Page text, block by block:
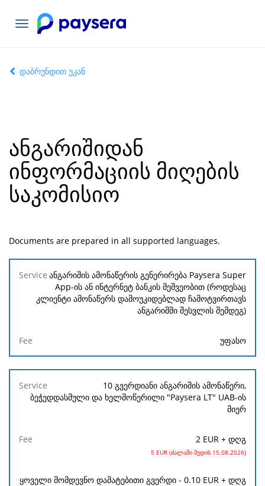
ნავიგაციის
გადართვა
დაბრუნდით უკან
ანგარიშიდან
ინფორმაციის მიღების
საკომისიო
Documents are prepared in all supported languages.
Service ანგარიშის ამონაწერის გენერირება Paysera Super
App-ის ან ინტერნეტ ბანკის მეშვეობით (როდესაც
კლიენტი ამონაწერს დამოუკიდებლად ჩამოტვირთავს
ანგარიშში შესვლის შემდეგ)
უფასო
10 გვერდიანი ანგარიშის ამონაწერი,
ბეჭედდასმული და ხელმოწერილი "Paysera LT" UAB-ის
მიერ
2 EUR + დღგ
5 EUR (ძალაში შედის 15.08.2026)
ყოველი მომდევნო დამატებითი გვერდი - 0.10 EUR + დღგ